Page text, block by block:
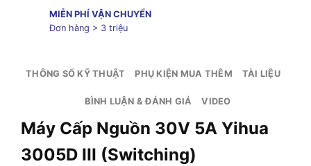
MIỄN PHÍ VẬN CHUYỂN
Đơn hàng > 3 triệu
THÔNG SỐ KỸ THUẬT PHỤ KIỆN MUA THÊM TÀI LIỆU
BÌNH LUẬN & ĐÁNH GIÁ VIDEO
Máy Cấp Nguồn 30V 5A Yihua
3005D III (Switching)